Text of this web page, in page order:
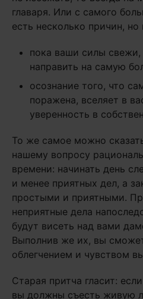
главаря. Или с самого
есть несколько причин,
пока ваши силы
направить на самую
осознание того, что
поражена, вселяет в
уверенность в
То же самое можно
нашему вопросу
времени: начинать день
и менее приятных дел, а
простыми и приятными.
неприятные дела
будут висеть над вами
Выполнив же их, вы
облегчением и чувством
Старая притча гласит:
вы должны съесть живую